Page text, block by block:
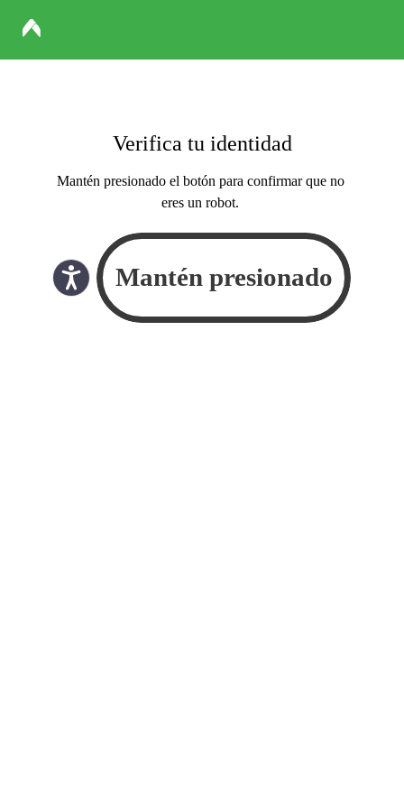
Verifica tu identidad
Mantén presionado el botón para confirmar que no
eres un robot.